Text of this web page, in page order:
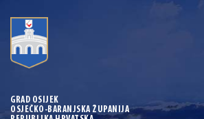
GRAD OSIJEK
OSJEČKO-BARANJSKA ŽUPANIJA